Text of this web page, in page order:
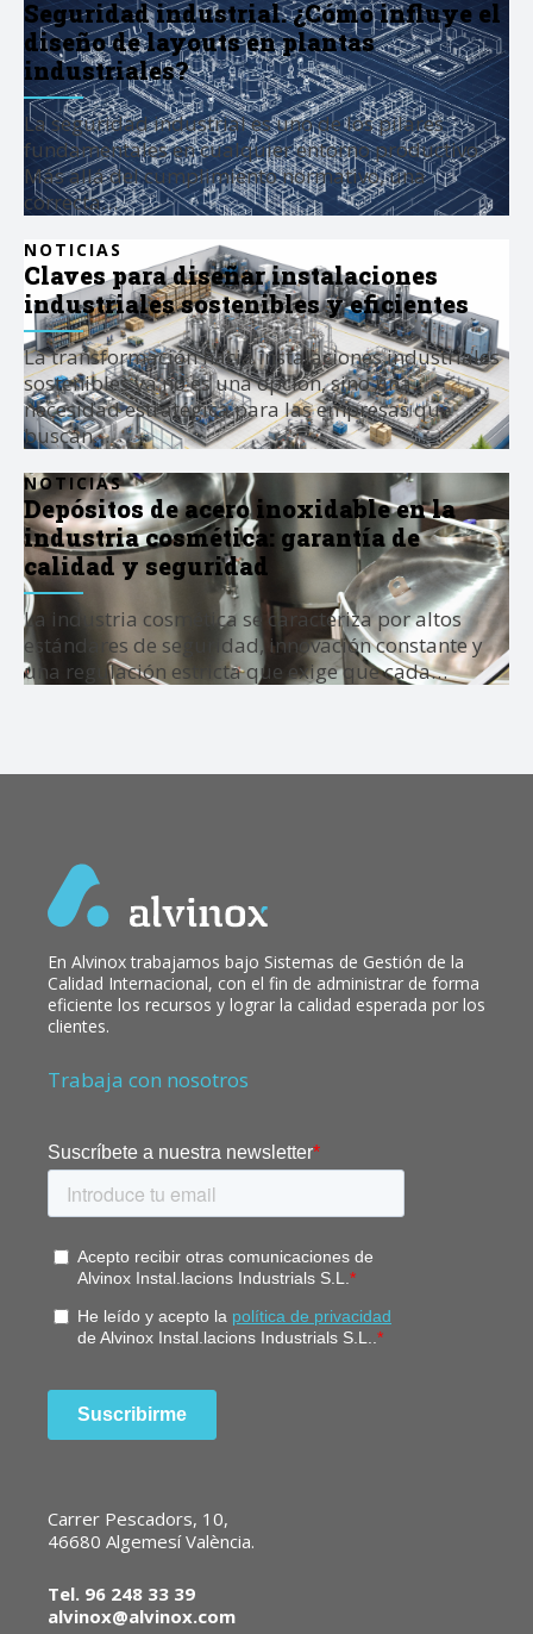
Seguridad industrial. ¿Cómo influye el
diseño de layouts en plantas
industriales?
La seguridad industrial es uno de los pilares
fundamentales en cualquier entorno productivo.
Más allá del cumplimiento normativo, una
correcta…
NOTICIAS
Claves para diseñar instalaciones
industriales sostenibles y eficientes
La transformación hacia instalaciones industriales
sostenibles ya no es una opción, sino una
necesidad estratégica para las empresas que
buscan…
NOTICIAS
Depósitos de acero inoxidable en la
industria cosmética: garantía de
calidad y seguridad
La industria cosmética se caracteriza por altos
estándares de seguridad, innovación constante y
una regulación estricta que exige que cada…
En Alvinox trabajamos bajo Sistemas de Gestión de la
Calidad Internacional, con el fin de administrar de forma
eficiente los recursos y lograr la calidad esperada por los
clientes.
Trabaja con nosotros
Carrer Pescadors, 10,
46680 Algemesí València.
Tel. 96 248 33 39
alvinox@alvinox.com